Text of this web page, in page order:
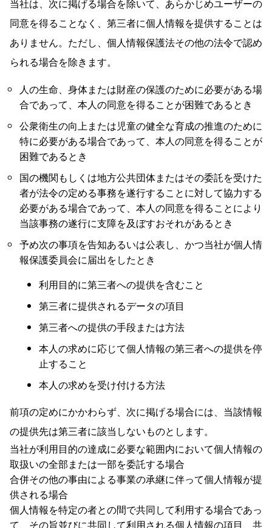
当社は、次に掲げる場合を除いて、あらかじめユーザーの
同意を得ることなく、第三者に個人情報を提供することは
ありません。ただし、個人情報保護法その他の法令で認め
られる場合を除きます。
人の生命、身体または財産の保護のために必要がある場
合であって、本人の同意を得ることが困難であるとき
公衆衛生の向上または児童の健全な育成の推進のために
特に必要がある場合であって、本人の同意を得ることが
困難であるとき
国の機関もしくは地方公共団体またはその委託を受けた
者が法令の定める事務を遂行することに対して協力する
必要がある場合であって、本人の同意を得ることにより
当該事務の遂行に支障を及ぼすおそれがあるとき
予め次の事項を告知あるいは公表し、かつ当社が個人情
報保護委員会に届出をしたとき
利用目的に第三者への提供を含むこと
第三者に提供されるデータの項目
第三者への提供の手段または方法
本人の求めに応じて個人情報の第三者への提供を停
止すること
本人の求めを受け付ける方法
前項の定めにかかわらず、次に掲げる場合には、当該情報
の提供先は第三者に該当しないものとします。
当社が利用目的の達成に必要な範囲内において個人情報の
取扱いの全部または一部を委託する場合
合併その他の事由による事業の承継に伴って個人情報が提
供される場合
個人情報を特定の者との間で共同して利用する場合であっ
て、その旨並びに共同して利用される個人情報の項目、共